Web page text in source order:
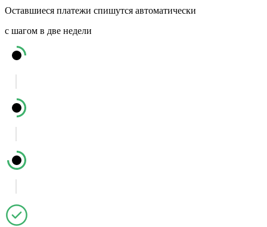
Оставшиеся платежи спишутся автоматически
с шагом в две недели